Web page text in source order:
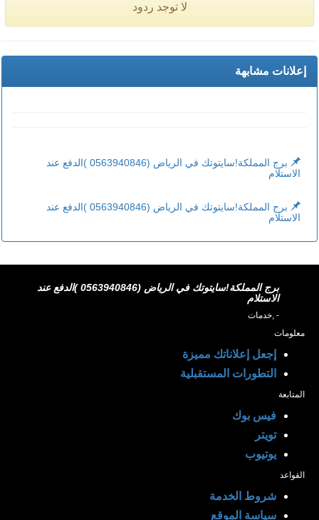
لا توجد ردود
إعلانات مشابهة
برج المملكة!سايتوتك في الرياض (0563940846 )الدفع عند
الاستلام
برج المملكة!سايتوتك في الرياض (0563940846 )الدفع عند
الاستلام
برج المملكة!سايتوتك في الرياض (0563940846 )الدفع عند
الاستلام
- ,خدمات
معلومات
إجعل إعلاناتك مميزة
التطورات المستقبلية
المتابعة
فيس بوك
تويتر
يوتيوب
القواعد
شروط الخدمة
سياسة الموقع